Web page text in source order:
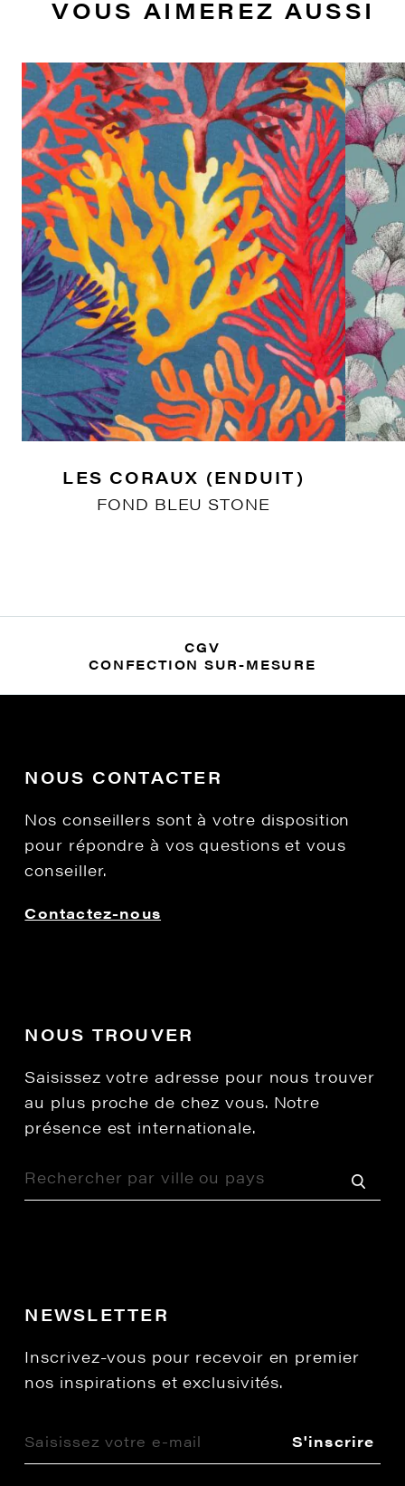
VOUS AIMEREZ AUSSI
LES CORAUX (ENDUIT)
FOND BLEU STONE
CGV
CONFECTION SUR-MESURE
NOUS CONTACTER
Nos conseillers sont à votre disposition
pour répondre à vos questions et vous
conseiller.
Contactez-nous
NOUS TROUVER
Saisissez votre adresse pour nous trouver
au plus proche de chez vous. Notre
présence est internationale.
NEWSLETTER
Inscrivez-vous pour recevoir en premier
nos inspirations et exclusivités.
S'inscrire